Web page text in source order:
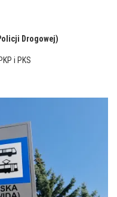
Drogowej)
i PKS